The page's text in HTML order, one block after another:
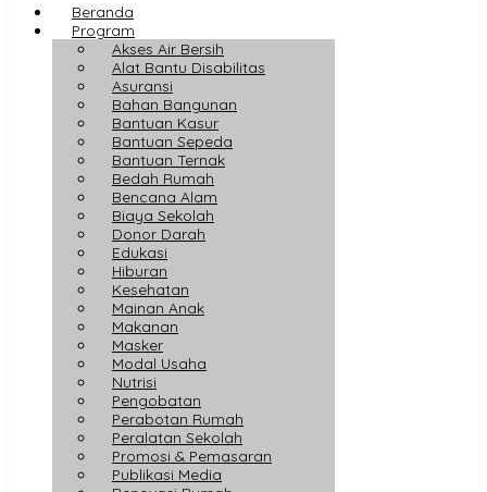
Beranda
Program
Akses Air Bersih
Alat Bantu Disabilitas
Asuransi
Bahan Bangunan
Bantuan Kasur
Bantuan Sepeda
Bantuan Ternak
Bedah Rumah
Bencana Alam
Biaya Sekolah
Donor Darah
Edukasi
Hiburan
Kesehatan
Mainan Anak
Makanan
Masker
Modal Usaha
Nutrisi
Pengobatan
Perabotan Rumah
Peralatan Sekolah
Promosi & Pemasaran
Publikasi Media